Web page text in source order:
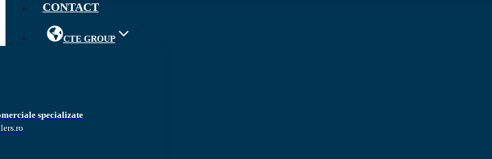
CONTACT
CTE GROUP
specializate